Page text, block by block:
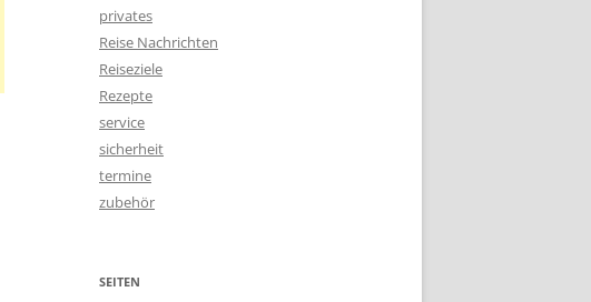
privates
Reise Nachrichten
Reiseziele
Rezepte
service
sicherheit
termine
zubehör
SEITEN